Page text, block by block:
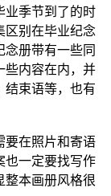
业季节到了的时
区别在毕业纪念
册带有一些同
些内容在内，并
结束语等，也有
要在照片和寄语
也一定要找写作
整本画册风格很